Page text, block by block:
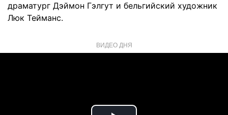
драматург Дэймон Гэлгут и бельгийский художник
Люк Тейманс.
ВИДЕО ДНЯ